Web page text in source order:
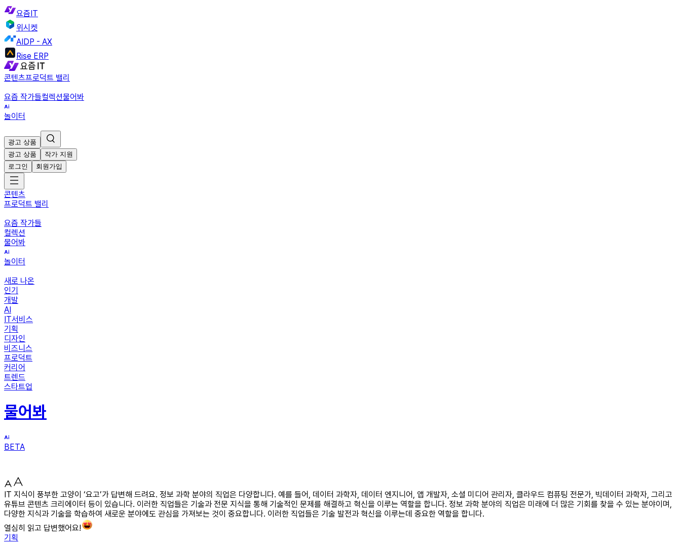
요즘IT
위시켓
AIDP - AX
Rise ERP
콘텐츠프로덕트 밸리
요즘 작가들컬렉션물어봐
놀이터
광고 상품
광고 상품
작가 지원
로그인
회원가입
콘텐츠
프로덕트 밸리
요즘 작가들
컬렉션
물어봐
놀이터
새로 나온
인기
개발
AI
IT서비스
기획
디자인
비즈니스
프로덕트
커리어
트렌드
스타트업
물어봐
BETA
IT 지식이 풍부한 고양이 ‘요고’가 답변해 드려요. 정보 과학 분야의 직업은 다양합니다. 예를 들어, 데이터 과학자, 데이터 엔지니어, 앱 개발자, 소셜 미디어 관리자, 클라우드 컴퓨팅 전문가, 빅데이터 과학자, 그리고
유튜브 콘텐츠 크리에이터 등이 있습니다. 이러한 직업들은 기술과 전문 지식을 통해 기술적인 문제를 해결하고 혁신을 이루는 역할을 합니다. 정보 과학 분야의 직업은 미래에 더 많은 기회를 찾을 수 있는 분야이며,
다양한 지식과 기술을 학습하여 새로운 분야에도 관심을 가져보는 것이 중요합니다. 이러한 직업들은 기술 발전과 혁신을 이루는데 중요한 역할을 합니다.
열심히 읽고 답변했어요!
기획